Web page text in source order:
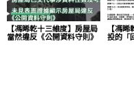
【馮睎乾十三維度】房屋局
當然違反《公開資料守則》
【馮
投的「